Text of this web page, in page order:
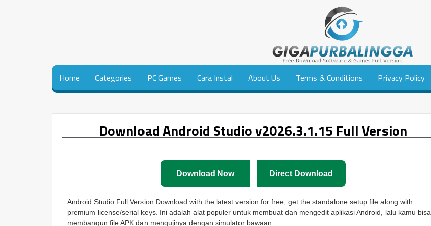
Home Categories PC Games Cara Instal About Us Terms & Conditions Privacy Policy
Download Android Studio v2026.3.1.15 Full Version
Download Now Direct Download
Android Studio Full Version Download with the latest version for free, get the standalone setup file along with
premium license/serial keys. Ini adalah alat populer untuk membuat dan mengedit aplikasi Android, lalu kamu bisa
membangun file APK dan mengujinya dengan simulator bawaan.